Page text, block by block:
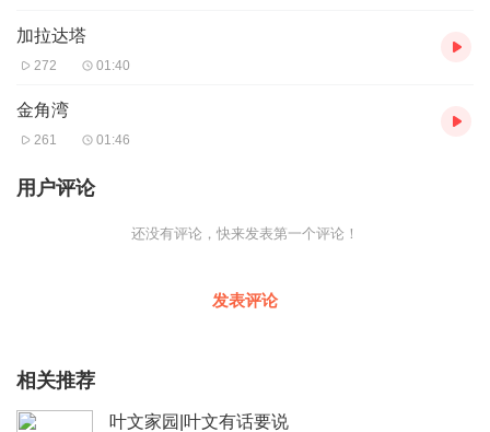
多次重建，现存的是历史上的第五条，于1994年建成。大桥全长49
0米，中间可以打开让船只通过。自19世纪起，这座大桥经常出现于
土耳其文学及艺术作品中。 亲爱的游客朋友，加拉塔大桥是游览伊
斯坦布尔不可忽略的一个地方，你可以漫步桥上看风景，看桥两侧
的清真寺和高塔，看太阳升起、太阳落下，看来来往往的游船和游
客，看悠闲的土耳其人如何垂钓，如何做生意。总之，这是个很有
音频来源于链景旅行
加拉达塔
272 01:40
金角湾
261 01:46
用户评论
还没有评论，快来发表第一个评论！
发表评论
相关推荐
叶文家园|叶文有话要说